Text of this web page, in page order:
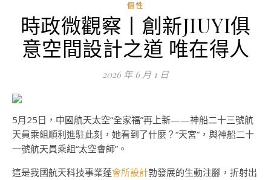
個性
時政微觀察丨創新JIUYI俱
意空間設計之道 唯在得人
2026 年 6 月 1 日
5月25日，中國航天太空“全家福”再上新——神船二十三號航
天員乘組順利進駐此刻，她看到了什麼？“天宮”，與神船二十
一號航天員乘組“太空會師”。
這是我國航天科技事業蓬會所設計勃發展的生動注腳，折射出